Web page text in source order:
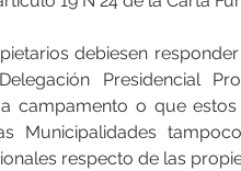
debiesen
Presidencial
campamento o que
Municipalidades
respecto de las